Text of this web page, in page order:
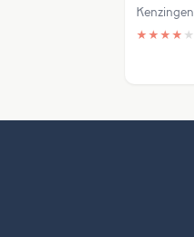
Kenzingen
★ ★ ★ ★ ★